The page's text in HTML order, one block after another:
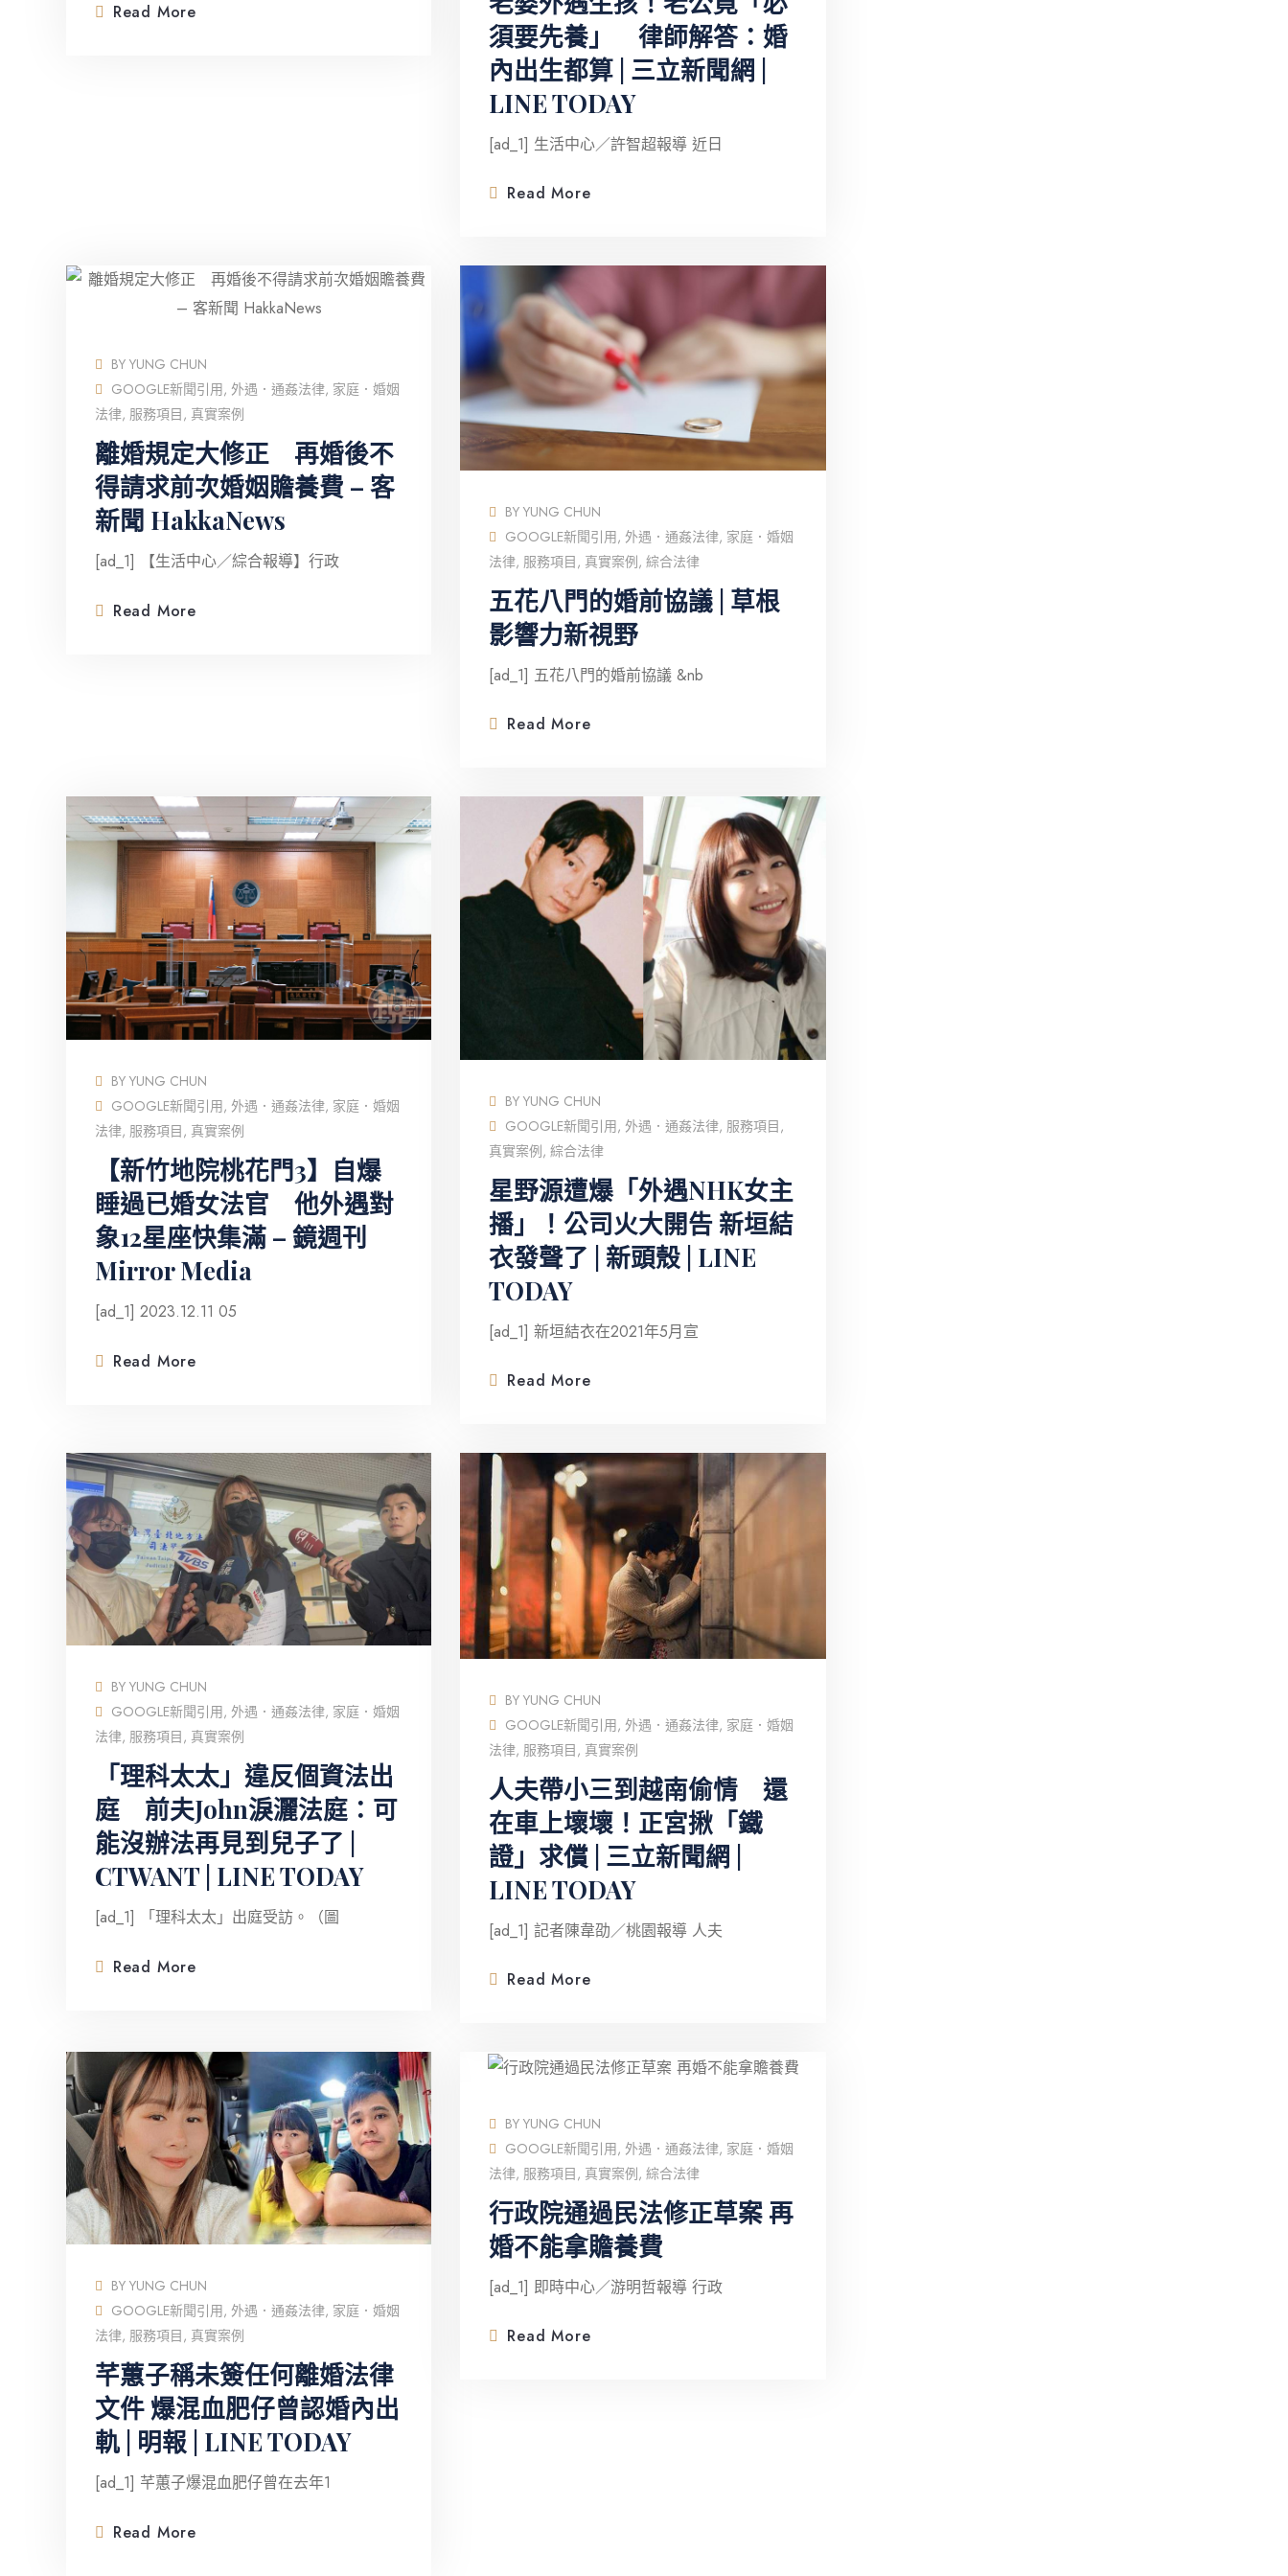
Read More
須要先養」 律師解答：婚
內出生都算 | 三立新聞網 |
LINE TODAY
[ad_1] 生活中心／許智超報導 近日
Read More
BY YUNG CHUN
GOOGLE新聞引用, 外遇．通姦法律, 家庭．婚姻
法律, 服務項目, 真實案例
離婚規定大修正 再婚後不
得請求前次婚姻贍養費 – 客
新聞 HakkaNews
[ad_1] 【生活中心／綜合報導】行政
Read More
BYYUNG CHUN
GOOGLE新聞引用, 外遇．通姦法律, 家庭．婚姻
法律, 服務項目, 真實案例,綜合法律
五花八門的婚前協議 | 草根
影響力新視野
[ad_1] 五花八門的婚前協議 &nb
Read More
BY YUNG CHUN
GOOGLE新聞引用, 外遇．通姦法律, 家庭．婚姻
法律, 服務項目, 真實案例
【新竹地院桃花門3】自爆
睡過已婚女法官 他外遇對
象12星座快集滿 – 鏡週刊
Mirror Media
[ad_1] 2023.12.11 05
Read More
BYYUNG CHUN
GOOGLE新聞引用, 外遇．通姦法律, 服務項目,
真實案例,綜合法律
星野源遭爆「外遇NHK女主
播」！公司火大開告 新垣結
衣發聲了 | 新頭殼 | LINE
TODAY
[ad_1] 新垣結衣在2021年5月宣
Read More
BY YUNG CHUN
GOOGLE新聞引用, 外遇．通姦法律, 家庭．婚姻
法律, 服務項目, 真實案例
「理科太太」違反個資法出
庭 前夫John淚灑法庭：可
能沒辦法再見到兒子了 |
CTWANT | LINE TODAY
[ad_1] 「理科太太」出庭受訪。（圖
Read More
BYYUNG CHUN
GOOGLE新聞引用, 外遇．通姦法律, 家庭．婚姻
法律, 服務項目, 真實案例
人夫帶小三到越南偷情 還
在車上壞壞！正宮揪「鐵
證」求償 | 三立新聞網 |
LINE TODAY
[ad_1] 記者陳韋劭／桃園報導 人夫
Read More
BY YUNG CHUN
GOOGLE新聞引用, 外遇．通姦法律, 家庭．婚姻
法律, 服務項目, 真實案例
芊蕙子稱未簽任何離婚法律
文件 爆混血肥仔曾認婚內出
軌 | 明報 | LINE TODAY
[ad_1] 芊蕙子爆混血肥仔曾在去年1
Read More
BYYUNG CHUN
GOOGLE新聞引用, 外遇．通姦法律, 家庭．婚姻
法律, 服務項目, 真實案例,綜合法律
行政院通過民法修正草案 再
婚不能拿贍養費
[ad_1] 即時中心／游明哲報導 行政
Read More